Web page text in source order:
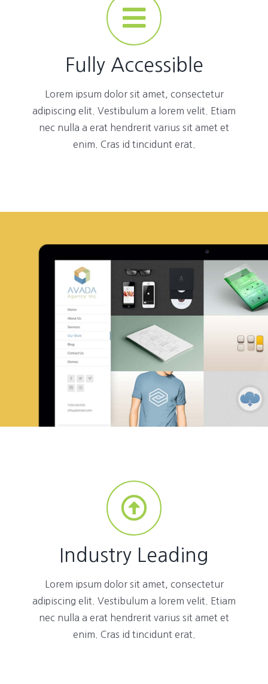
Fully Accessible
Lorem ipsum dolor sit amet, consectetur
adipiscing elit. Vestibulum a lorem velit. Etiam
nec nulla a erat hendrerit varius sit amet et
enim. Cras id tincidunt erat.
Industry Leading
Lorem ipsum dolor sit amet, consectetur
adipiscing elit. Vestibulum a lorem velit. Etiam
nec nulla a erat hendrerit varius sit amet et
enim. Cras id tincidunt erat.